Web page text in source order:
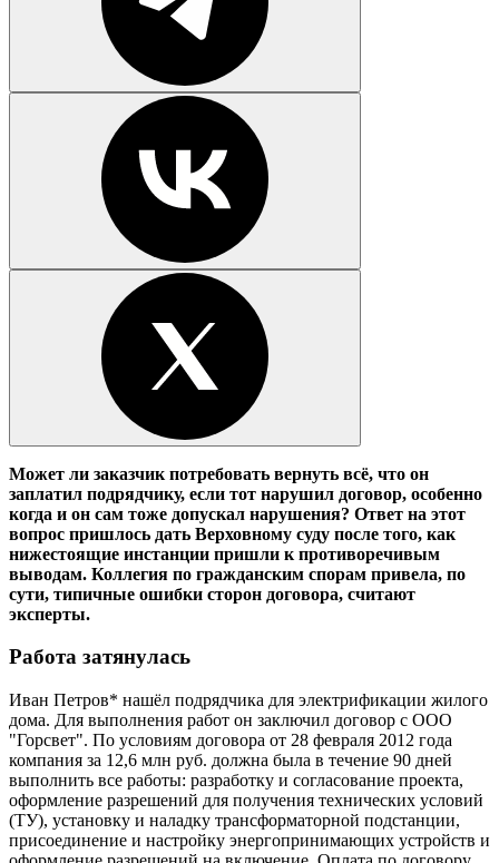
Может ли заказчик потребовать вернуть всё, что он
заплатил подрядчику, если тот нарушил договор, особенно
когда и он сам тоже допускал нарушения? Ответ на этот
вопрос пришлось дать Верховному суду после того, как
нижестоящие инстанции пришли к противоречивым
выводам. Коллегия по гражданским спорам привела, по
сути, типичные ошибки сторон договора, считают
эксперты.
Работа затянулась
Иван Петров* нашёл подрядчика для электрификации жилого
дома. Для выполнения работ он заключил договор с ООО
"Горсвет". По условиям договора от 28 февраля 2012 года
компания за 12,6 млн руб. должна была в течение 90 дней
выполнить все работы: разработку и согласование проекта,
оформление разрешений для получения технических условий
(ТУ), установку и наладку трансформаторной подстанции,
присоединение и настройку энергопринимающих устройств и